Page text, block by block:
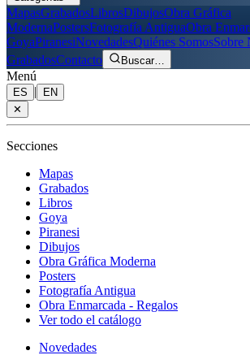
MapasGrabadosLibrosDibujosObra Gráfica
ModernaPostersFotografía AntiguaObra
GoyaPiranesiNovedadesQuiénes SomosSobre
GrabadosContacto Buscar…
Menú
ES |
EN
✕
Secciones
Mapas
Grabados
Libros
Goya
Piranesi
Dibujos
Obra Gráfica Moderna
Posters
Fotografía Antigua
Obra Enmarcada - Regalos
Ver todo el catálogo
Novedades